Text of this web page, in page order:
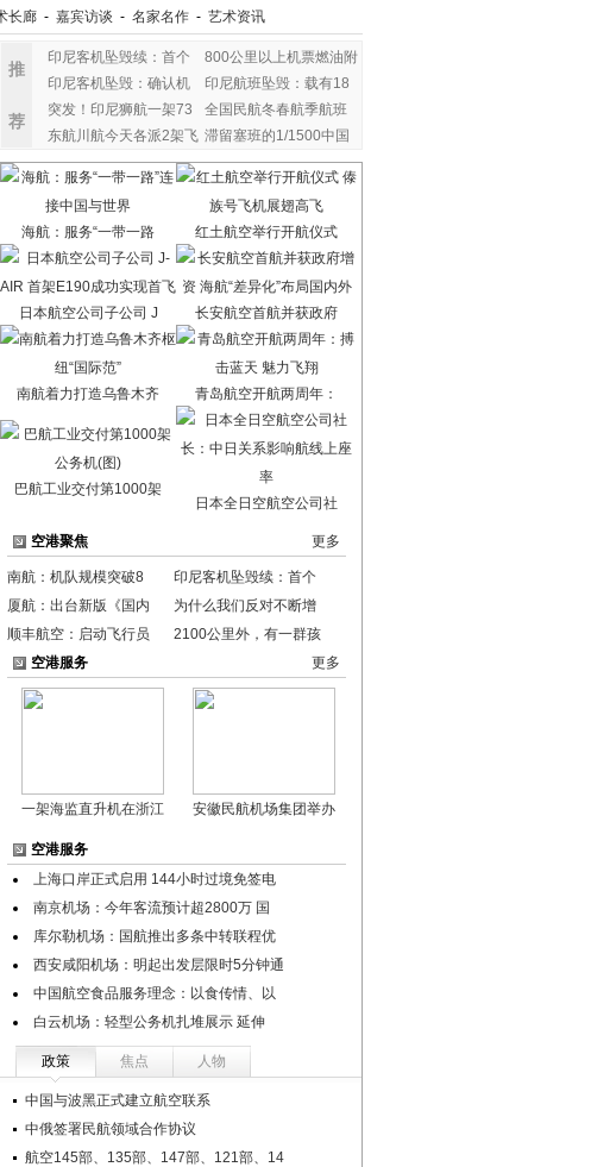
长廊 - 嘉宾访谈 - 名家名作 - 艺术资讯
推
荐
印尼客机坠毁续：首个
800公里以上机票燃油附
印尼客机坠毁：确认机
印尼航班坠毁：载有18
突发！印尼狮航一架73
全国民航冬春航季航班
东航川航今天各派2架飞 滞留塞班的1/1500中国
海航：服务“一带一路 红土航空举行开航仪式
日本航空公司子公司 J 长安航空首航并获政府
南航着力打造乌鲁木齐 青岛航空开航两周年：
巴航工业交付第1000架
日本全日空航空公司社
空港聚焦 更多
南航：机队规模突破8
印尼客机坠毁续：首个
厦航：出台新版《国内
为什么我们反对不断增
顺丰航空：启动飞行员
2100公里外，有一群孩
空港服务
更多
一架海监直升机在浙江 安徽民航机场集团举办
空港服务
上海口岸正式启用 144小时过境免签电
南京机场：今年客流预计超2800万 国
库尔勒机场：国航推出多条中转联程优
西安咸阳机场：明起出发层限时5分钟通
中国航空食品服务理念：以食传情、以
白云机场：轻型公务机扎堆展示 延伸
政策 焦点 人物
中国与波黑正式建立航空联系
中俄签署民航领域合作协议
航空145部、135部、147部、121部、14